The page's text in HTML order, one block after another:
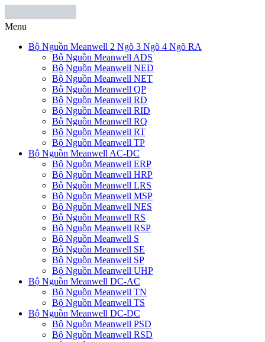
Menu
Bộ Nguồn Meanwell 2 Ngõ 3 Ngõ 4 Ngõ RA
Bộ Nguồn Meanwell ADS
Bộ Nguồn Meanwell NED
Bộ Nguồn Meanwell NET
Bộ Nguồn Meanwell QP
Bộ Nguồn Meanwell RD
Bộ Nguồn Meanwell RID
Bộ Nguồn Meanwell RQ
Bộ Nguồn Meanwell RT
Bộ Nguồn Meanwell TP
Bộ Nguồn Meanwell AC-DC
Bộ Nguồn Meanwell ERP
Bộ Nguồn Meanwell HRP
Bộ Nguồn Meanwell LRS
Bộ Nguồn Meanwell MSP
Bộ Nguồn Meanwell NES
Bộ Nguồn Meanwell RS
Bộ Nguồn Meanwell RSP
Bộ Nguồn Meanwell S
Bộ Nguồn Meanwell SE
Bộ Nguồn Meanwell SP
Bộ Nguồn Meanwell UHP
Bộ Nguồn Meanwell DC-AC
Bộ Nguồn Meanwell TN
Bộ Nguồn Meanwell TS
Bộ Nguồn Meanwell DC-DC
Bộ Nguồn Meanwell PSD
Bộ Nguồn Meanwell RSD